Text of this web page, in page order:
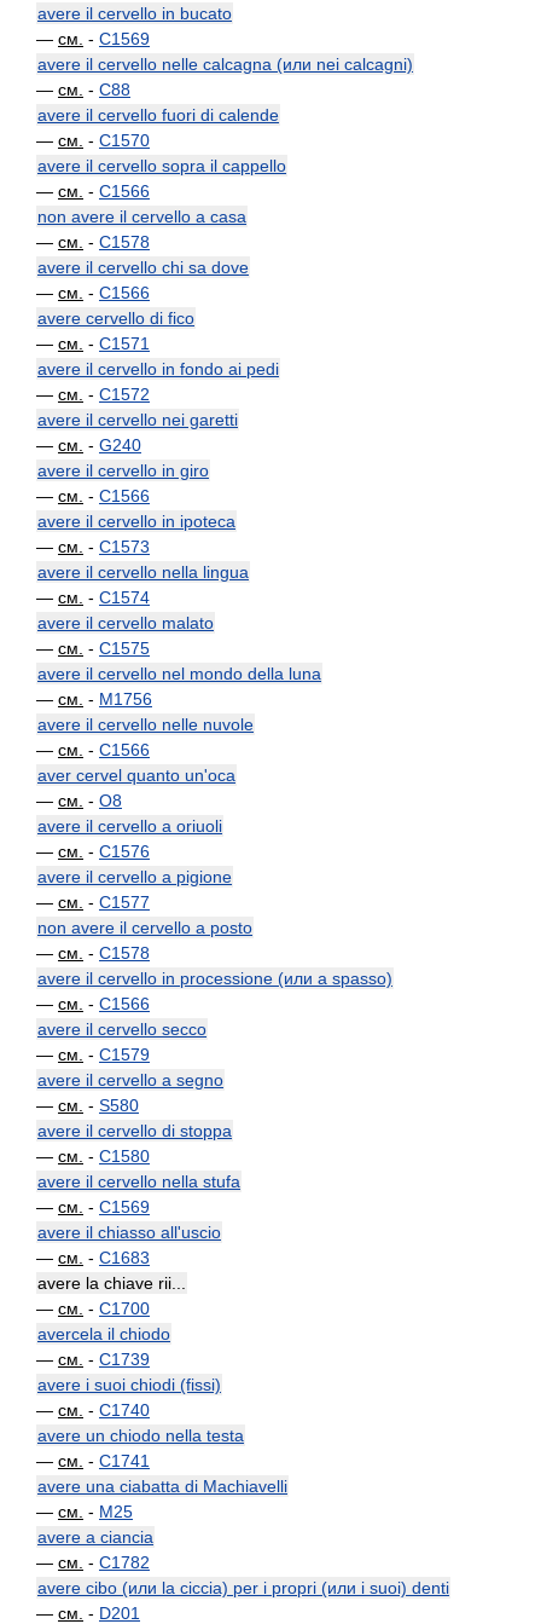
avere il cervello in bucato
— см. - C1569
avere il cervello nelle calcagna (или nei calcagni)
— см. - C88
avere il cervello fuori di calende
— см. - C1570
avere il cervello sopra il cappello
— см. - C1566
non avere il cervello a casa
— см. - C1578
avere il cervello chi sa dove
— см. - C1566
avere cervello di fico
— см. - C1571
avere il cervello in fondo ai pedi
— см. - C1572
avere il cervello nei garetti
— см. - G240
avere il cervello in giro
— см. - C1566
avere il cervello in ipoteca
— см. - C1573
avere il cervello nella lingua
— см. - C1574
avere il cervello malato
— см. - C1575
avere il cervello nel mondo della luna
— см. - M1756
avere il cervello nelle nuvole
— см. - C1566
aver cervel quanto un'oca
— см. - O8
avere il cervello a oriuoli
— см. - C1576
avere il cervello a pigione
— см. - C1577
non avere il cervello a posto
— см. - C1578
avere il cervello in processione (или a spasso)
— см. - C1566
avere il cervello secco
— см. - C1579
avere il cervello a segno
— см. - S580
avere il cervello di stoppa
— см. - C1580
avere il cervello nella stufa
— см. - C1569
avere il chiasso all'uscio
— см. - C1683
avere la chiave rii...
— см. - C1700
avercela il chiodo
— см. - C1739
avere i suoi chiodi (fissi)
— см. - C1740
avere un chiodo nella testa
— см. - C1741
avere una ciabatta di Machiavelli
— см. - M25
avere a ciancia
— см. - C1782
avere cibo (или la ciccia) per i propri (или i suoi) denti
— см. - D201